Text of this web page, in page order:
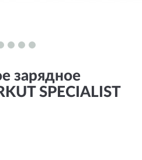
зарядное
SPECIALIST